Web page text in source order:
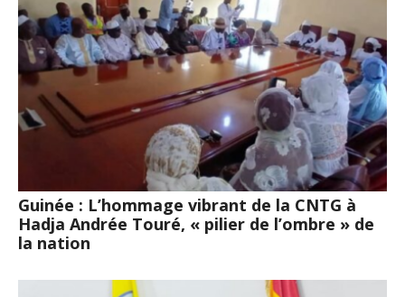
Guinée : L’hommage vibrant de la CNTG à
Hadja Andrée Touré, « pilier de l’ombre » de
la nation